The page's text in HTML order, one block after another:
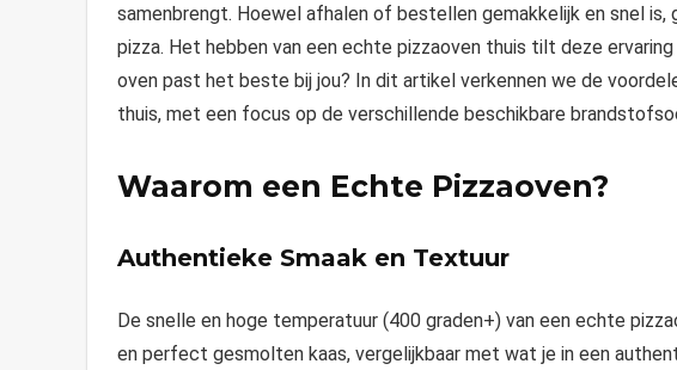
samenbrengt. Hoewel afhalen of bestellen gemakkelijk en snel
pizza. Het hebben van een echte pizzaoven thuis tilt deze
oven past het beste bij jou? In dit artikel verkennen we de
thuis, met een focus op de verschillende beschikbare
Waarom een Echte Pizzaoven?
Authentieke Smaak en Textuur
De snelle en hoge temperatuur (400 graden+) van een echte
en perfect gesmolten kaas, vergelijkbaar met wat je in een